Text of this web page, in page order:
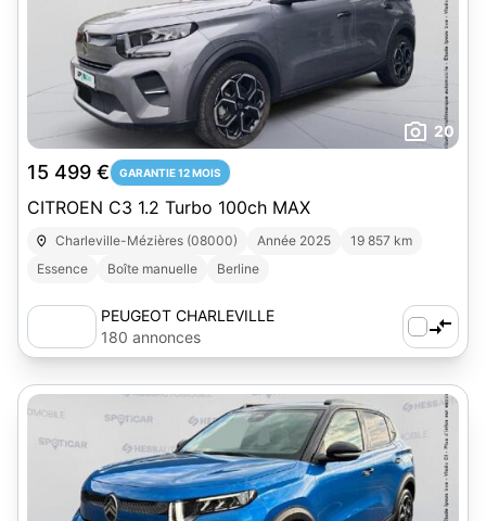
20
15 499 € GARANTIE 12 MOIS
CITROEN C3 1.2 Turbo 100ch MAX
Charleville-Mézières (08000) Année 2025
19 857 km
Essence
Boîte manuelle Berline
PEUGEOT CHARLEVILLE
180 annonces